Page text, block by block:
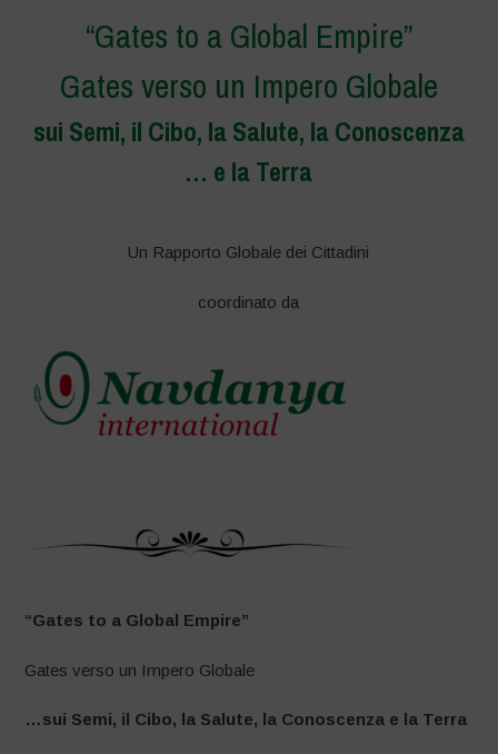
“Gates to a Global Empire”
Gates verso un Impero Globale
sui Semi, il Cibo, la Salute, la Conoscenza
… e la Terra
Un Rapporto Globale dei Cittadini
coordinato da
“Gates to a Global Empire”
Gates verso un Impero Globale
…sui Semi, il Cibo, la Salute, la Conoscenza e la Terra